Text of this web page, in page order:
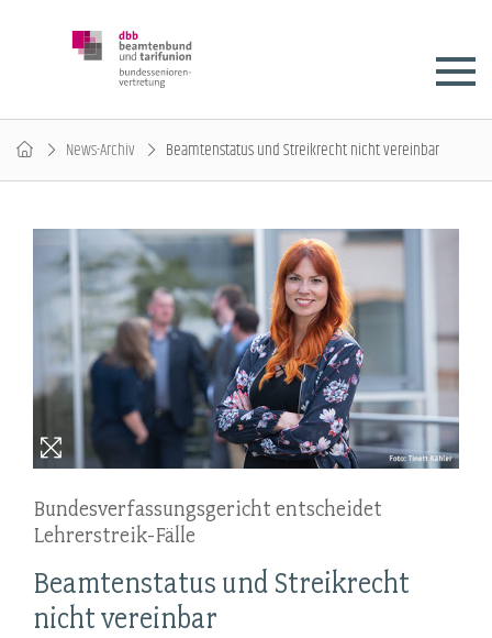
News-Archiv Beamtenstatus und Streikrecht nicht vereinbar
Bundesverfassungsgericht entscheidet
Lehrerstreik-Fälle
Beamtenstatus und Streikrecht
nicht vereinbar